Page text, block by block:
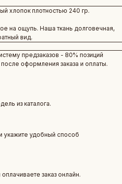
хлопок плотностью 240 гр.
на ощупь. Наша ткань долговечная,
вид.
предзаказов - 80% позиций
оформления заказа и оплаты.
из каталога.
укажите удобный способ
заказ онлайн.